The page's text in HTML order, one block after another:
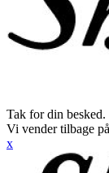
Tak for din besked.
Vi vender tilbage
x